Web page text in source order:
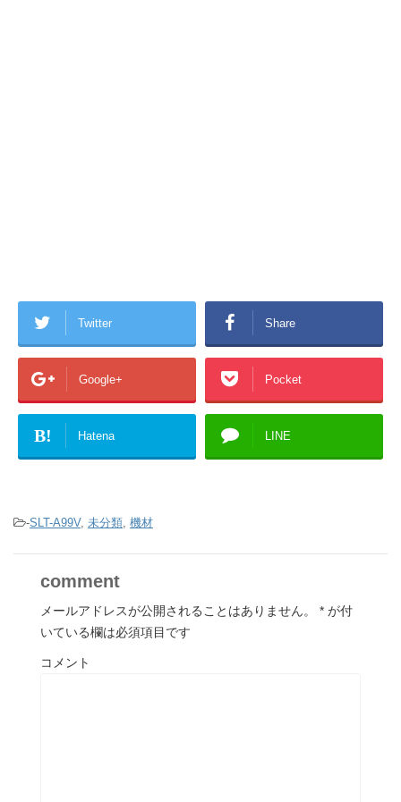
Twitter Share
Google+ Pocket
B! Hatena LINE
-SLT-A99V, 未分類, 機材
comment
メールアドレスが公開されることはありません。 * が付
いている欄は必須項目です
コメント